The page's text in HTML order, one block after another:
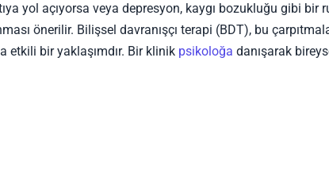
yol açıyorsa veya depresyon, kaygı bozukluğu gibi bir
önerilir. Bilişsel davranışçı terapi (BDT), bu
etkili bir yaklaşımdır. Bir klinik psikoloğa danışarak